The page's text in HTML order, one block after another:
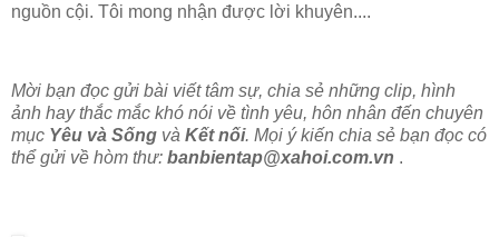
nguồn cội. Tôi mong nhận được lời khuyên....
Mời bạn đọc gửi bài viết tâm sự, chia sẻ những clip, hình
ảnh hay thắc mắc khó nói về tình yêu, hôn nhân đến chuyên
mục Yêu và Sống và Kết nối. Mọi ý kiến chia sẻ bạn đọc có
thể gửi về hòm thư: banbientap@xahoi.com.vn .